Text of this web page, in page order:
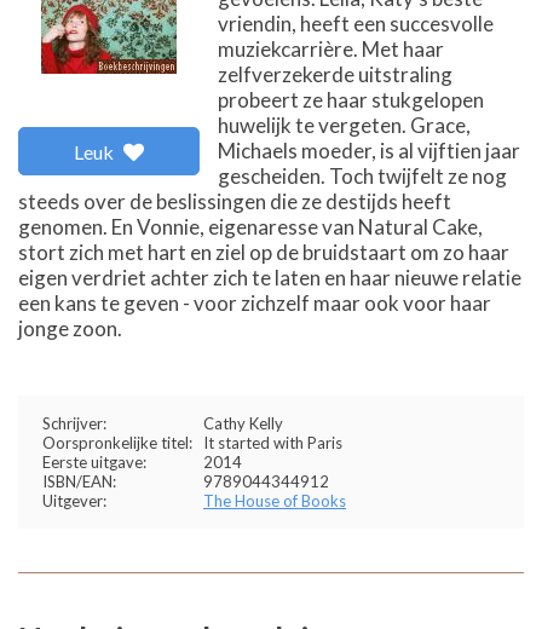
Leuk
vriendin, heeft een succesvolle
muziekcarrière. Met haar
zelfverzekerde uitstraling
probeert ze haar stukgelopen
huwelijk te vergeten. Grace,
Michaels moeder, is al vijftien jaar
gescheiden. Toch twijfelt ze nog
steeds over de beslissingen die ze destijds heeft
genomen. En Vonnie, eigenaresse van Natural Cake,
stort zich met hart en ziel op de bruidstaart om zo haar
eigen verdriet achter zich te laten en haar nieuwe relatie
een kans te geven - voor zichzelf maar ook voor haar
jonge zoon.
Schrijver:
Cathy Kelly
Oorspronkelijke titel:
It started with Paris
Eerste uitgave:
2014
ISBN/EAN:
9789044344912
Uitgever:
The House of Books